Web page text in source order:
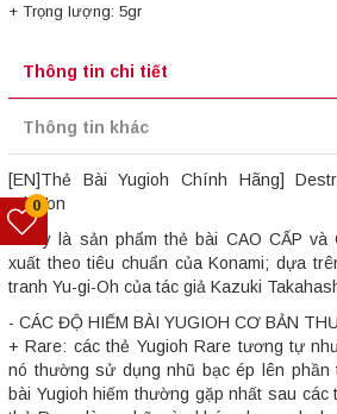
+ Trọng lượng: 5gr
Thông tin chi tiết
Thông tin khác
[EN]Thẻ Bài Yugioh Chính Hãng]
Frisson
- Đây là sản phẩm thẻ bài CAO CẤP và
xuất theo tiêu chuẩn của Konami; dựa
tranh Yu-gi-Oh của tác giả Kazuki
- CÁC ĐỘ HIẾM BÀI YUGIOH CƠ BẢN
+ Rare: các thẻ Yugioh Rare tương tự
nó thường sử dụng nhũ bạc ép lên phần
bài Yugioh hiếm thường gặp nhất sau các
0